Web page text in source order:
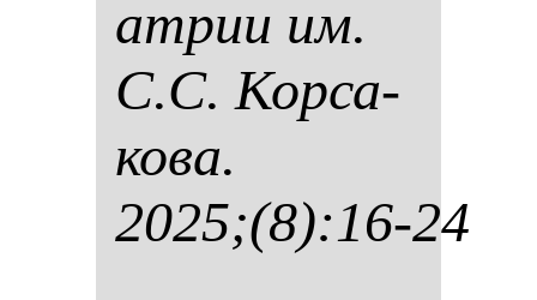
ат­рии им.
С.С. Кор­са­
ко­ва.
2025;(8):16-24